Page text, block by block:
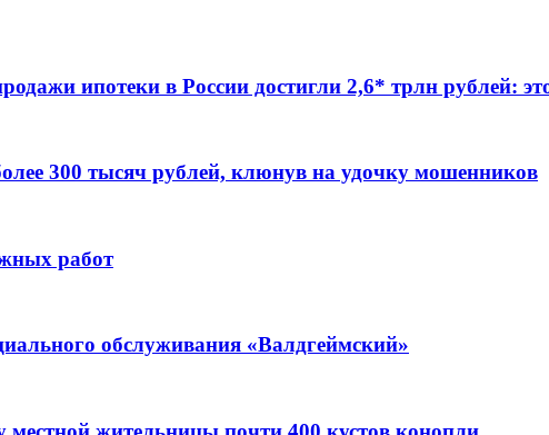
ипотеки в России достигли 2,6* трлн рублей:
300 тысяч рублей, клюнув на удочку мошенников
работ
обслуживания «Валдгеймский»